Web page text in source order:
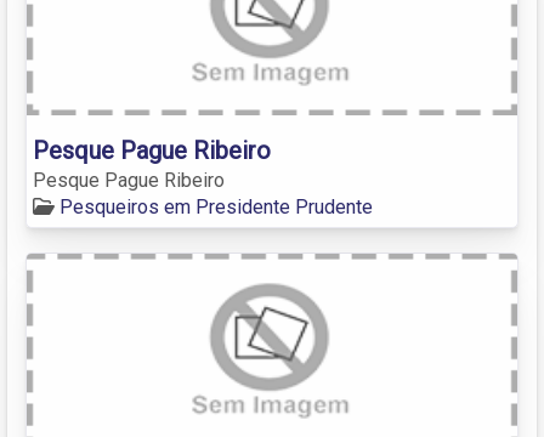
Pesque Pague Ribeiro
Pesque Pague Ribeiro
Pesqueiros em Presidente Prudente